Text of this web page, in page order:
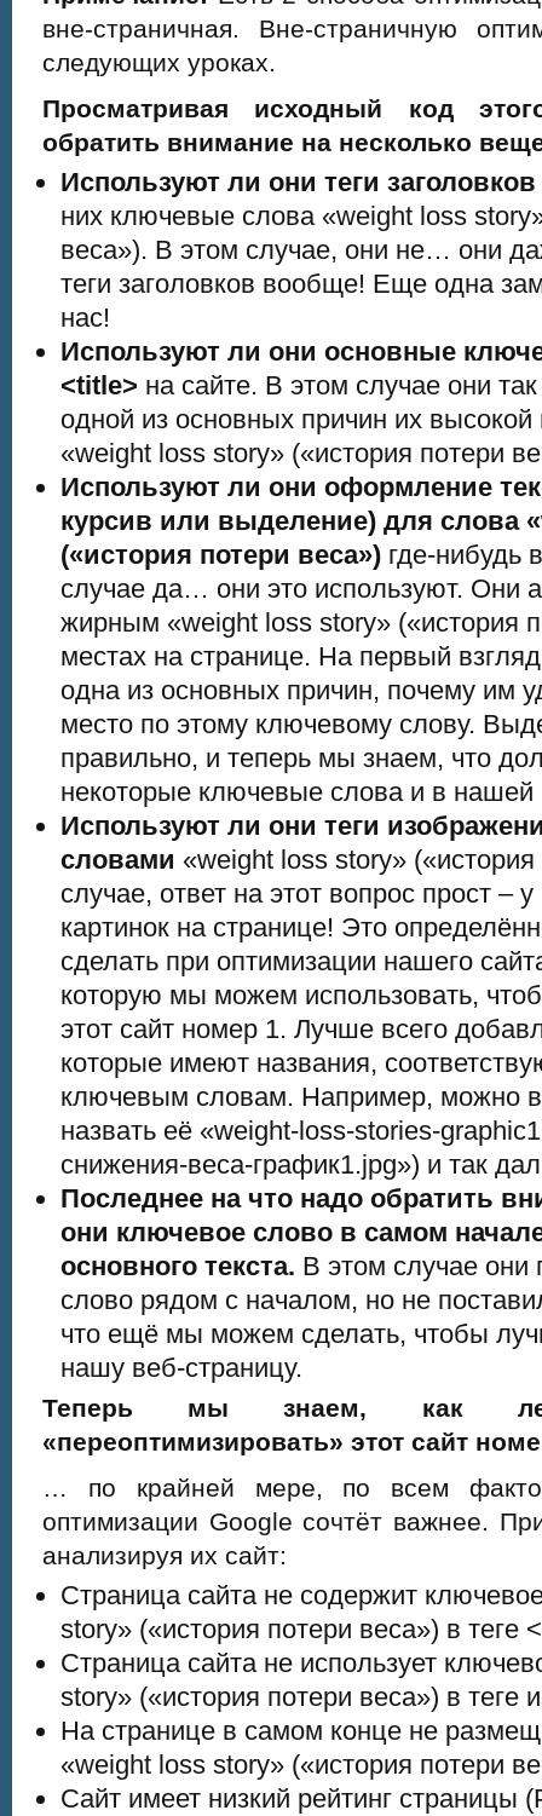
вне-страничная. Вне-страничную
следующих уроках.
Просматривая исходный код
обратить внимание на несколько
Используют ли они теги заголовков
них ключевые слова «weight loss
веса»). В этом случае, они не… они
теги заголовков вообще! Еще одна
нас!
Используют ли они основные
<title> на сайте. В этом случае они
одной из основных причин их высокой
«weight loss story» («история потери
Используют ли они оформление
курсив или выделение) для слова
(«история потери веса») где-нибудь
случае да… они это используют. Они
жирным «weight loss story» («история
местах на странице. На первый
одна из основных причин, почему им
место по этому ключевому слову.
правильно, и теперь мы знаем, что
некоторые ключевые слова и в нашей
Используют ли они теги
словами «weight loss story»
случае, ответ на этот вопрос прост –
картинок на странице! Это
сделать при оптимизации нашего
которую мы можем использовать,
этот сайт номер 1. Лучше всего
которые имеют названия,
ключевым словам. Например, можно
назвать её «weight-loss-stories-
снижения-веса-график1.jpg») и так
Последнее на что надо обратить
они ключевое слово в самом
основного текста. В этом случае они
слово рядом с началом, но не
что ещё мы можем сделать, чтобы
нашу веб-страницу.
Теперь мы знаем, как
«переоптимизировать» этот сайт
… по крайней мере, по всем
оптимизации Google сочтёт важнее.
анализируя их сайт:
Страница сайта не содержит
story» («история потери веса») в теге
Страница сайта не использует
story» («история потери веса») в теге
На странице в самом конце не
«weight loss story» («история потери
Сайт имеет низкий рейтинг страницы